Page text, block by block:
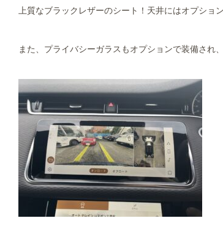
上質なブラックレザーのシート！天井にはオプショ
また、プライバシーガラスもオプションで装備され